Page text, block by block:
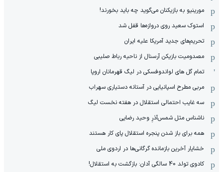
مورینیو به بازیکنان می‌گوید چه باید بخورند!
استوک سعید روی دروازه‌ها قفل شد
تحریم‌های جدید آمریکا علیه ایران
مصدومیت بازیکن آرسنال از ناحیه رباط صلیبی
تمام گل های لواندوفسکی در لیگ قهرمانان اروپا
مربی مطرح اسپانیایی در آستانه دستیاری سهراب
سه غایب احتمالی استقلال در هفته نخست لیگ
ناشناس مثل شمس‌آذرِ وحید رضایی
همه برای باز شدن پنجره استقلال پای کار هستند
خشایار آخرین بازمانده گرگانی‌ها در اردوی ملی
کادوی تولد 40 سالگی آدان: بازگشت به استقلال!